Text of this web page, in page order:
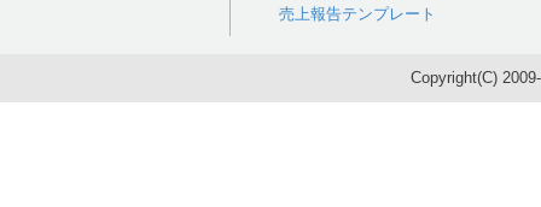
売上報告テンプレート
Copyright(C)